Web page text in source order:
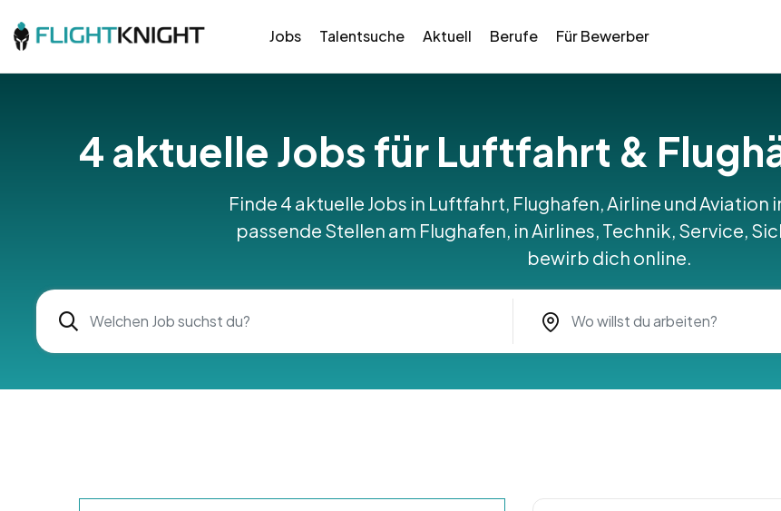
Jobs Talentsuche Aktuell Berufe Für Bewerber
4 aktuelle Jobs für Luftfahrt &
Finde 4 aktuelle Jobs in Luftfahrt, Flughafen, Airline und Aviation
passende Stellen am Flughafen, in Airlines, Technik, Service,
bewirb dich online.